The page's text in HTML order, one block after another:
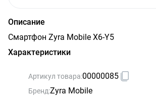
Описание
Смартфон Zyra Mobile X6-Y5
Характеристики
Артикул товара:00000085
Бренд:Zyra Mobile